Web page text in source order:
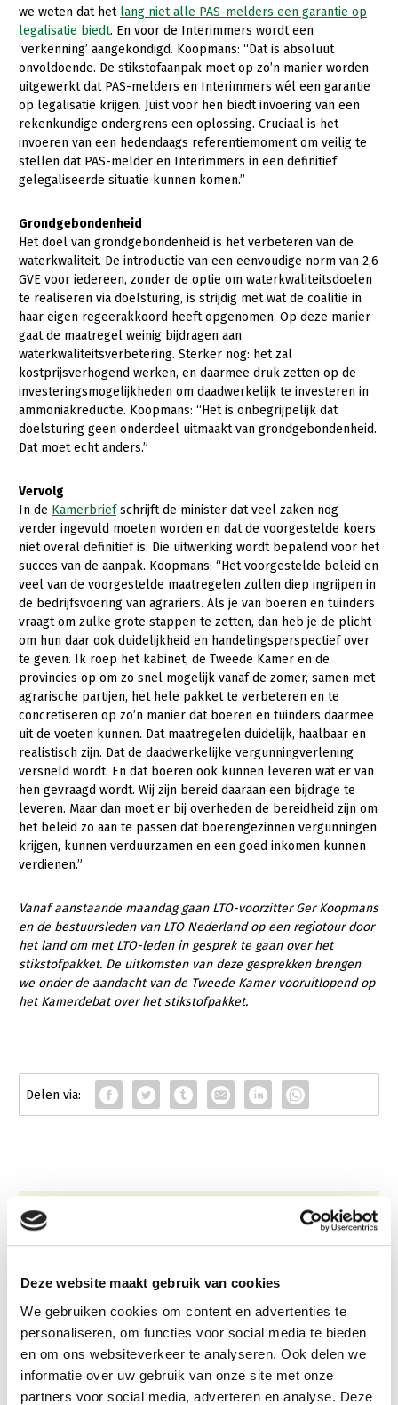
Deze website maakt gebruik van cookies
We gebruiken cookies om content en advertenties te
personaliseren, om functies voor social media te bieden
en om ons websiteverkeer te analyseren. Ook delen we
informatie over uw gebruik van onze site met onze
partners voor social media, adverteren en analyse. Deze
we weten dat het lang niet alle PAS-melders een garantie op
legalisatie biedt. En voor de Interimmers wordt een
‘verkenning’ aangekondigd. Koopmans: “Dat is absoluut
onvoldoende. De stikstofaanpak moet op zo’n manier worden
uitgewerkt dat PAS-melders en Interimmers wél een garantie
op legalisatie krijgen. Juist voor hen biedt invoering van een
rekenkundige ondergrens een oplossing. Cruciaal is het
invoeren van een hedendaags referentiemoment om veilig te
stellen dat PAS-melder en Interimmers in een definitief
gelegaliseerde situatie kunnen komen.”
Grondgebondenheid
Het doel van grondgebondenheid is het verbeteren van de
waterkwaliteit. De introductie van een eenvoudige norm van 2,6
GVE voor iedereen, zonder de optie om waterkwaliteitsdoelen
te realiseren via doelsturing, is strijdig met wat de coalitie in
haar eigen regeerakkoord heeft opgenomen. Op deze manier
gaat de maatregel weinig bijdragen aan
waterkwaliteitsverbetering. Sterker nog: het zal
kostprijsverhogend werken, en daarmee druk zetten op de
investeringsmogelijkheden om daadwerkelijk te investeren in
ammoniakreductie. Koopmans: “Het is onbegrijpelijk dat
doelsturing geen onderdeel uitmaakt van grondgebondenheid.
Dat moet echt anders.”
Vervolg
In de Kamerbriefschrijft de minister dat veel zaken nog
verder ingevuld moeten worden en dat de voorgestelde koers
niet overal definitief is. Die uitwerking wordt bepalend voor het
succes van de aanpak. Koopmans: “Het voorgestelde beleid en
veel van de voorgestelde maatregelen zullen diep ingrijpen in
de bedrijfsvoering van agrariërs. Als je van boeren en tuinders
vraagt om zulke grote stappen te zetten, dan heb je de plicht
om hun daar ook duidelijkheid en handelingsperspectief over
te geven. Ik roep het kabinet, de Tweede Kamer en de
provincies op om zo snel mogelijk vanaf de zomer, samen met
agrarische partijen, het hele pakket te verbeteren en te
concretiseren op zo’n manier dat boeren en tuinders daarmee
uit de voeten kunnen. Dat maatregelen duidelijk, haalbaar en
realistisch zijn. Dat de daadwerkelijke vergunningverlening
versneld wordt. En dat boeren ook kunnen leveren wat er van
hen gevraagd wordt. Wij zijn bereid daaraan een bijdrage te
leveren. Maar dan moet er bij overheden de bereidheid zijn om
het beleid zo aan te passen dat boerengezinnen vergunningen
krijgen, kunnen verduurzamen en een goed inkomen kunnen
verdienen.”
Vanaf aanstaande maandag gaan LTO-voorzitter Ger Koopmans
en de bestuursleden van LTO Nederland op een regiotour door
het land om met LTO-leden in gesprek te gaan over het
stikstofpakket. De uitkomsten van deze gesprekken brengen
we onder de aandacht van de Tweede Kamer vooruitlopend op
het Kamerdebat over het stikstofpakket.